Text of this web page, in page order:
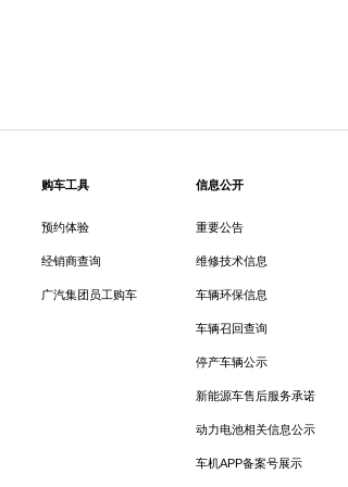
购车工具
预约体验
经销商查询
广汽集团员工购车
信息公开
重要公告
维修技术信息
车辆环保信息
车辆召回查询
停产车辆公示
新能源车售后服务承诺
动力电池相关信息公示
车机APP备案号展示